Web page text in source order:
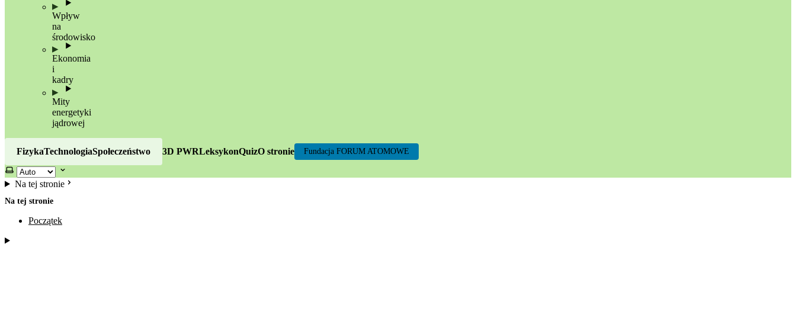
Wpływ
na
środowisko
Ekonomia
i
kadry
Mity
energetyki
jądrowej
FizykaTechnologiaSpołeczeństwo 3D PWRLeksykonQuizO stronie Fundacja FORUM ATOMOWE
Wybierz motyw
Na tej stronie
Na tej stronie
Początek